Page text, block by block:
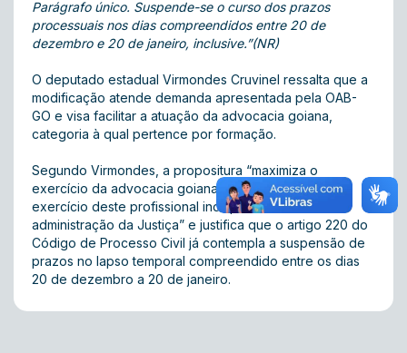
Parágrafo único. Suspende-se o curso dos prazos
processuais nos dias compreendidos entre 20 de
dezembro e 20 de janeiro, inclusive.”(NR)
O deputado estadual Virmondes Cruvinel ressalta que a
modificação atende demanda apresentada pela OAB-
GO e visa facilitar a atuação da advocacia goiana,
categoria à qual pertence por formação.
Segundo Virmondes, a propositura “maximiza o
exercício da advocacia goiana, garantindo o pleno
exercício deste profissional indispensável à
administração da Justiça” e justifica que o artigo 220 do
Código de Processo Civil já contempla a suspensão de
prazos no lapso temporal compreendido entre os dias
20 de dezembro a 20 de janeiro.